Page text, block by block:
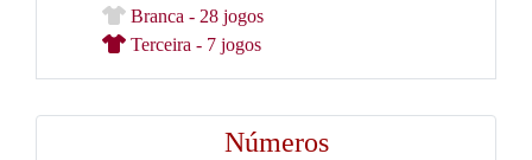
Branca - 28 jogos
Terceira - 7 jogos
Números